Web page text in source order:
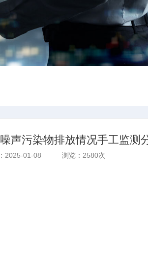
声污染物排放情况手工监测
：2025-01-08 浏览：2580次